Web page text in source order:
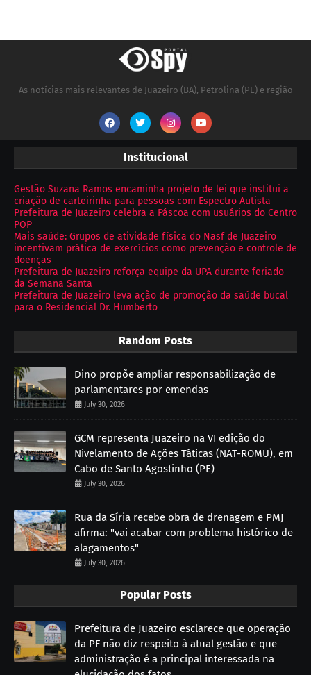
As notícias mais relevantes de Juazeiro (BA), Petrolina (PE) e região
Institucional
Gestão Suzana Ramos encaminha projeto de lei que institui a
criação de carteirinha para pessoas com Espectro Autista
Prefeitura de Juazeiro celebra a Páscoa com usuários do Centro
POP
Mais saúde: Grupos de atividade física do Nasf de Juazeiro
incentivam prática de exercícios como prevenção e controle de
doenças
Prefeitura de Juazeiro reforça equipe da UPA durante feriado
da Semana Santa
Prefeitura de Juazeiro leva ação de promoção da saúde bucal
para o Residencial Dr. Humberto
Random Posts
Dino propõe ampliar responsabilização de
parlamentares por emendas
July 30, 2026
GCM representa Juazeiro na VI edição do
Nivelamento de Ações Táticas (NAT-ROMU), em
Cabo de Santo Agostinho (PE)
July 30, 2026
Rua da Síria recebe obra de drenagem e PMJ
afirma: "vai acabar com problema histórico de
alagamentos"
July 30, 2026
Popular Posts
Prefeitura de Juazeiro esclarece que operação
da PF não diz respeito à atual gestão e que
administração é a principal interessada na